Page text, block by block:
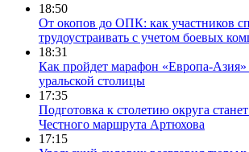
18:50
От окопов до ОПК: как участников
трудоустраивать с учетом боевых
18:31
Как пройдет марафон «Европа-Азия»
уральской столицы
17:35
Подготовка к столетию округа
Честного маршрута Артюхова
17:15